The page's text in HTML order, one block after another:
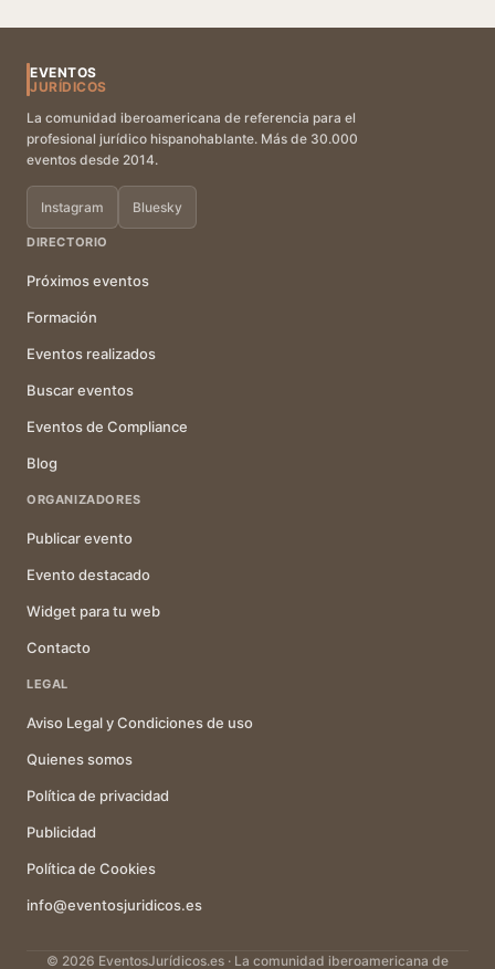
EVENTOS
JURÍDICOS
La comunidad iberoamericana de referencia para el
profesional jurídico hispanohablante. Más de 30.000
eventos desde 2014.
Instagram Bluesky
DIRECTORIO
Próximos eventos
Formación
Eventos realizados
Buscar eventos
Eventos de Compliance
Blog
ORGANIZADORES
Publicar evento
Evento destacado
Widget para tu web
Contacto
LEGAL
Aviso Legal y Condiciones de uso
Quienes somos
Política de privacidad
Publicidad
Política de Cookies
info@eventosjuridicos.es
© 2026 EventosJurídicos.es · La comunidad iberoamericana de